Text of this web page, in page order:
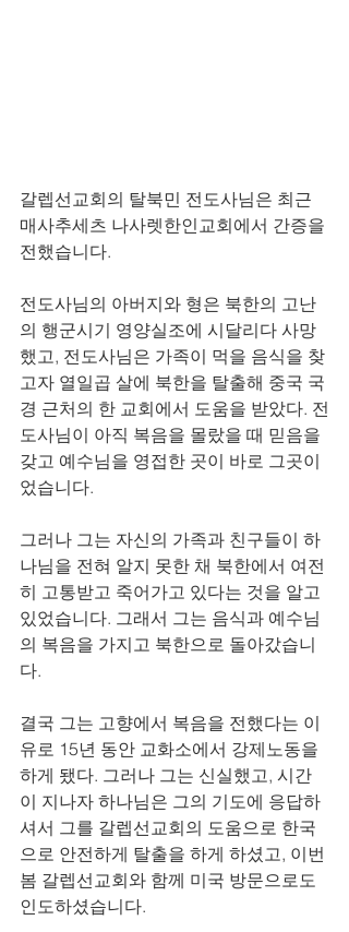
갈렙선교회의 탈북민 전도사님은 최근
매사추세츠 나사렛한인교회에서 간증을
전했습니다.
전도사님의 아버지와 형은 북한의 고난
의 행군시기 영양실조에 시달리다 사망
했고, 전도사님은 가족이 먹을 음식을 찾
고자 열일곱 살에 북한을 탈출해 중국 국
경 근처의 한 교회에서 도움을 받았다. 전
도사님이 아직 복음을 몰랐을 때 믿음을
갖고 예수님을 영접한 곳이 바로 그곳이
었습니다.
그러나 그는 자신의 가족과 친구들이 하
나님을 전혀 알지 못한 채 북한에서 여전
히 고통받고 죽어가고 있다는 것을 알고
있었습니다. 그래서 그는 음식과 예수님
의 복음을 가지고 북한으로 돌아갔습니
다.
결국 그는 고향에서 복음을 전했다는 이
유로 15년 동안 교화소에서 강제노동을
하게 됐다. 그러나 그는 신실했고, 시간
이 지나자 하나님은 그의 기도에 응답하
셔서 그를 갈렙선교회의 도움으로 한국
으로 안전하게 탈출을 하게 하셨고, 이번
봄 갈렙선교회와 함께 미국 방문으로도
인도하셨습니다.